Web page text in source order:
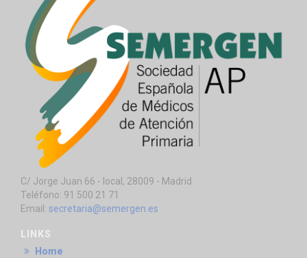
C/ Jorge Juan 66 - local, 28009 - Madrid
Teléfono: 91 500 21 71
Email: secretaria@semergen.es
LINKS
Home